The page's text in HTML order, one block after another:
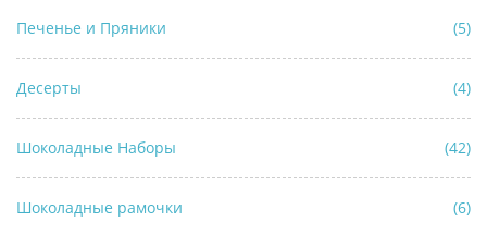
Печенье и Пряники (5)
Десерты (4)
Шоколадные Наборы (42)
Шоколадные рамочки (6)